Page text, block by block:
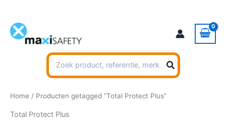
inhoud
Zoeken
naar:
Home / Producten getagged “Total Protect Plus”
Total Protect Plus